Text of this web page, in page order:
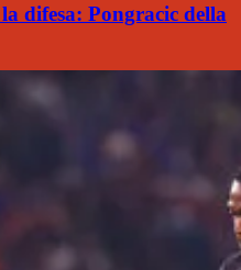
difesa: Pongracic della